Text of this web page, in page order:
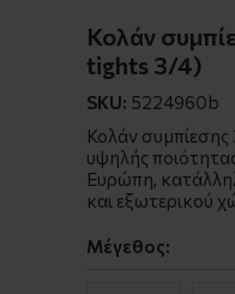
Κολάν
tights 3/4)
SKU: 5224960b
Κολάν
υψηλής
Ευρώπη,
και εξωτερικού
Μέγεθος: